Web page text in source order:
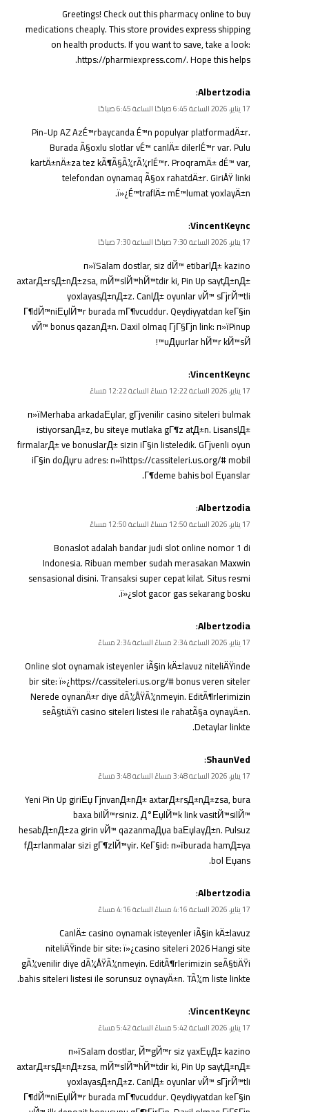
Greetings! Check out this pharmacy online to buy
medications cheaply. This store provides express shipping
on health products. If you want to save, take a look:
https://pharmiexpress.com/. Hope this helps.
Albertzodia
:
17 يناير، 2026 الساعة 6:45 صباحًا الساعة 6:45 صباحًا
Pin-Up AZ AzÉ™rbaycanda É™n populyar platformadÄ±r.
Burada Ã§oxlu slotlar vÉ™ canlÄ± dilerlÉ™r var. Pulu
kartÄ±nÄ±za tez kÃ¶Ã§Ã¼rÃ¼rlÉ™r. ProqramÄ± dÉ™ var,
telefondan oynamaq Ã§ox rahatdÄ±r. GiriÅŸ linki
ï»¿É™traflÄ± mÉ™lumatyoxlayÄ±n.
VincentKeync
:
17 يناير، 2026 الساعة 7:30 صباحًا الساعة 7:30 صباحًا
п»їSalam dostlar, siz dЙ™ etibarlД± kazino
axtarД±rsД±nД±zsa, mЙ™slЙ™hЙ™tdir ki, Pin Up saytД±nД±
yoxlayasД±nД±z. CanlД± oyunlar vЙ™ sГјrЙ™tli
Г¶dЙ™niЕџlЙ™r burada mГ¶vcuddur. Qeydiyyatdan keГ§in
vЙ™ bonus qazanД±n. Daxil olmaq ГјГ§Гјn link: п»їPinup
uДџurlar hЙ™r kЙ™sЙ™!
VincentKeync
:
17 يناير، 2026 الساعة 12:22 مساءً الساعة 12:22 مساءً
п»їMerhaba arkadaЕџlar, gГјvenilir casino siteleri bulmak
istiyorsanД±z, bu siteye mutlaka gГ¶z atД±n. LisanslД±
firmalarД± ve bonuslarД± sizin iГ§in listeledik. GГјvenli oyun
iГ§in doДџru adres: п»їhttps://cassiteleri.us.org/# mobil
Г¶deme bahis bol Еџanslar.
Albertzodia
:
17 يناير، 2026 الساعة 12:50 مساءً الساعة 12:50 مساءً
Bonaslot adalah bandar judi slot online nomor 1 di
Indonesia. Ribuan member sudah merasakan Maxwin
sensasional disini. Transaksi super cepat kilat. Situs resmi
ï»¿slot gacorgas sekarang bosku.
Albertzodia
:
17 يناير، 2026 الساعة 2:34 مساءً الساعة 2:34 مساءً
Online slot oynamak isteyenler iÃ§in kÄ±lavuz niteliÄŸinde
bir site: ï»¿https://cassiteleri.us.org/# bonus veren siteler
Nerede oynanÄ±r diye dÃ¼ÅŸÃ¼nmeyin. EditÃ¶rlerimizin
seÃ§tiÄŸi casino siteleri listesi ile rahatÃ§a oynayÄ±n.
Detaylar linkte.
ShaunVed
:
17 يناير، 2026 الساعة 3:48 مساءً الساعة 3:48 مساءً
Yeni Pin Up giriЕџ ГјnvanД±nД± axtarД±rsД±nД±zsa, bura
baxa bilЙ™rsiniz. Д°ЕџlЙ™k link vasitЙ™silЙ™
hesabД±nД±za girin vЙ™ qazanmaДџa baЕџlayД±n. Pulsuz
fД±rlanmalar sizi gГ¶zlЙ™yir. KeГ§id: п»їburadahamД±ya
bol Еџans.
Albertzodia
:
17 يناير، 2026 الساعة 4:16 مساءً الساعة 4:16 مساءً
CanlÄ± casino oynamak isteyenler iÃ§in kÄ±lavuz
niteliÄŸinde bir site: ï»¿casino siteleri 2026Hangi site
gÃ¼venilir diye dÃ¼ÅŸÃ¼nmeyin. EditÃ¶rlerimizin seÃ§tiÄŸi
bahis siteleri listesi ile sorunsuz oynayÄ±n. TÃ¼m liste linkte.
VincentKeync
:
17 يناير، 2026 الساعة 5:42 مساءً الساعة 5:42 مساءً
п»їSalam dostlar, Й™gЙ™r siz yaxЕџД± kazino
axtarД±rsД±nД±zsa, mЙ™slЙ™hЙ™tdir ki, Pin Up saytД±nД±
yoxlayasД±nД±z. CanlД± oyunlar vЙ™ sГјrЙ™tli
Г¶dЙ™niЕџlЙ™r burada mГ¶vcuddur. Qeydiyyatdan keГ§in